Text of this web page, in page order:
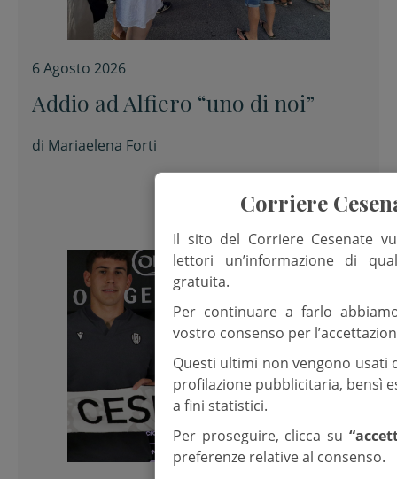
6 Agosto 2026
Addio ad Alfiero “uno di noi”
di Mariaelena Forti
Corriere
Il sito del Corriere Cesenate
lettori un’informazione di
gratuita.
Per continuare a farlo
vostro consenso per
Questi ultimi non vengono usati
profilazione pubblicitaria, bensì
a fini statistici.
Per proseguire, clicca su
preferenze relative al consenso.